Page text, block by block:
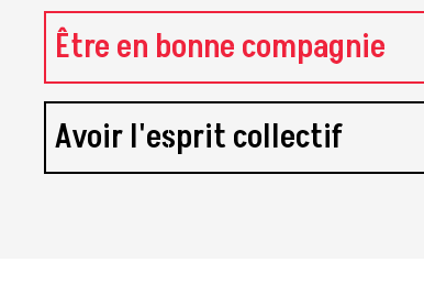
Être en bonne compagnie
Avoir l'esprit collectif